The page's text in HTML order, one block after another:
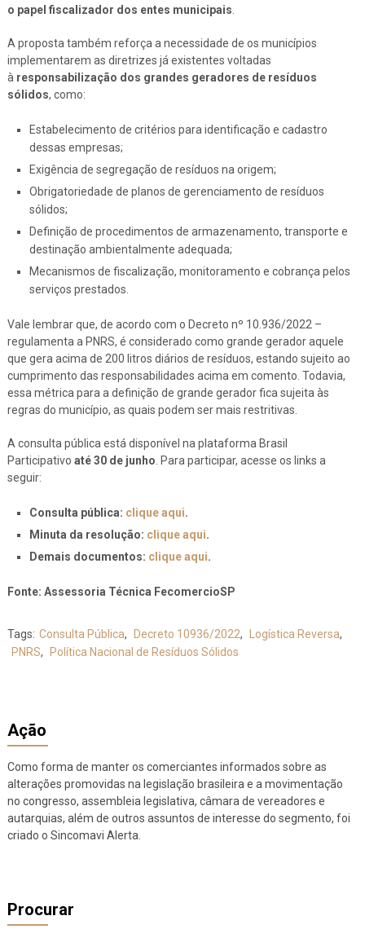
o papel fiscalizador dos entes municipais
A proposta também reforça a necessidade de os municípios
implementarem as diretrizes já existentes voltadas
à responsabilização dos grandes geradores de resíduos
sólidos, como:
Estabelecimento de critérios para identificação e cadastro
dessas empresas;
Exigência de segregação de resíduos na origem;
Obrigatoriedade de planos de gerenciamento de resíduos
sólidos;
Definição de procedimentos de armazenamento, transporte e
destinação ambientalmente adequada;
Mecanismos de fiscalização, monitoramento e cobrança pelos
serviços prestados.
Vale lembrar que, de acordo com o Decreto nº 10.936/2022 –
regulamenta a PNRS, é considerado como grande gerador aquele
que gera acima de 200 litros diários de resíduos, estando sujeito ao
cumprimento das responsabilidades acima em comento. Todavia,
essa métrica para a definição de grande gerador fica sujeita às
regras do município, as quais podem ser mais restritivas.
A consulta pública está disponível na plataforma Brasil
Participativo até 30 de junho . Para participar, acesse os links a
seguir:
Consulta pública: clique aqui.
Minuta da resolução: clique aqui.
Demais documentos: clique aqui.
Fonte: Assessoria Técnica FecomercioSP
Tags: Consulta Pública, Decreto 10936/2022, Logística Reversa,
PNRS, Política Nacional de Resíduos Sólidos
Ação
Como forma de manter os comerciantes informados sobre as
alterações promovidas na legislação brasileira e a movimentação
no congresso, assembleia legislativa, câmara de vereadores e
autarquias, além de outros assuntos de interesse do segmento, foi
criado o Sincomavi Alerta.
Procurar